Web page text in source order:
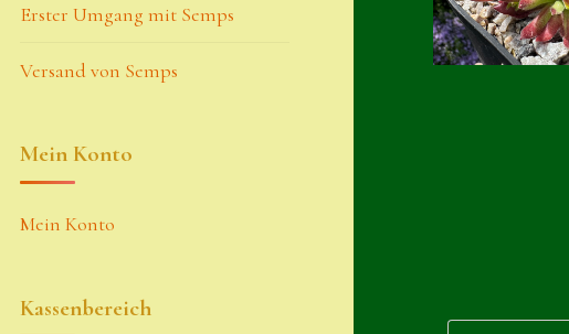
Erster Umgang mit Semps
Versand von Semps
Mein Konto
Mein Konto
Kassenbereich